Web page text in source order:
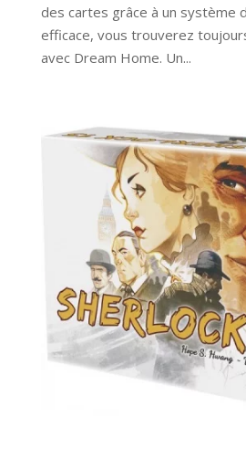
des cartes grâce à un système
efficace, vous trouverez
avec Dream Home. Un...